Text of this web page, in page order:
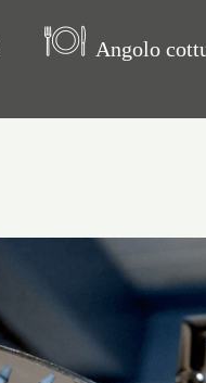
Angolo